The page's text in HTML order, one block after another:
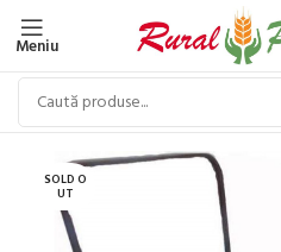
Meniu
SOLD O
UT